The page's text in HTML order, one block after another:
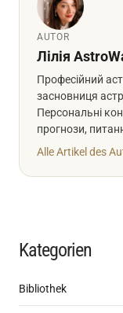
AUTOR
Лілія
Професійний
засновниця
Персональні
прогнози,
Alle Artikel des
Kategorien
Bibliothek